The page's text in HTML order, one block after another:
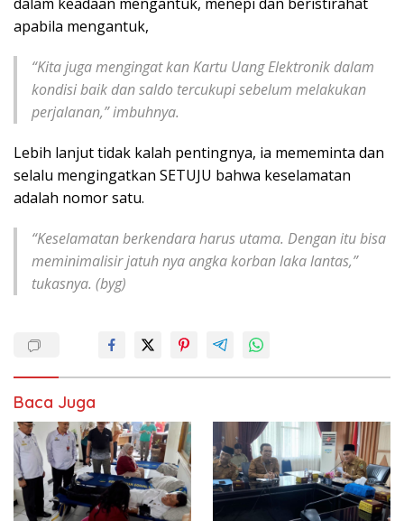
apabila mengantuk,
“Kita juga mengingat kan Kartu Uang Elektronik dalam
kondisi baik dan saldo tercukupi sebelum melakukan
perjalanan,” imbuhnya.
Lebih lanjut tidak kalah pentingnya, ia mememinta dan
selalu mengingatkan SETUJU bahwa keselamatan
adalah nomor satu.
“Keselamatan berkendara harus utama. Dengan itu bisa
meminimalisir jatuh nya angka korban laka lantas,”
tukasnya. (byg)
Baca Juga